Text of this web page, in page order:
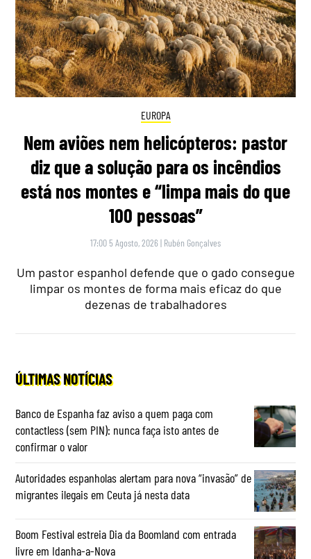
EUROPA
Nem aviões nem helicópteros: pastor
diz que a solução para os incêndios
está nos montes e “limpa mais do que
100 pessoas”
17:00 5 Agosto, 2026 | Rubén Gonçalves
Um pastor espanhol defende que o gado consegue
limpar os montes de forma mais eficaz do que
dezenas de trabalhadores
ÚLTIMAS NOTÍCIAS
Banco de Espanha faz aviso a quem paga com
contactless (sem PIN): nunca faça isto antes de
confirmar o valor
Autoridades espanholas alertam para nova “invasão” de
migrantes ilegais em Ceuta já nesta data
Boom Festival estreia Dia da Boomland com entrada
livre em Idanha-a-Nova